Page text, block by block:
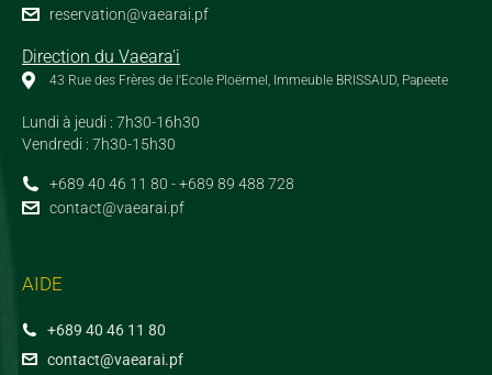
reservation@vaearai.pf
Direction du Vaeara'i
43 Rue des Frères de l'Ecole Ploërmel, Immeuble BRISSAUD, Papeete
Lundi à jeudi : 7h30-16h30
Vendredi : 7h30-15h30
+689 40 46 11 80 - +689 89 488 728
contact@vaearai.pf
AIDE
+689 40 46 11 80
contact@vaearai.pf